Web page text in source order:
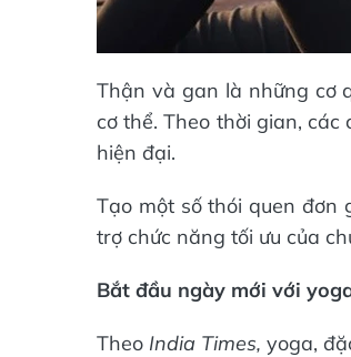
Thận và gan là những cơ
cơ thể. Theo thời gian,
hiện đại.
Tạo một số thói quen đơn
trợ chức năng tối ưu của
Bắt đầu ngày mới với
Theo India Times, yoga,